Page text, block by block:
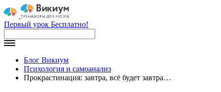
Первый урок Бесплатно!
Блог Викиум
Психология и самоанализ
Прокрастинация: завтра, всё будет завтра…